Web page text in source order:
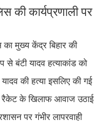
की कार्यप्रणाली पर
मुख्य केंद्र बिहार की
से बंटी यादव हत्याकांड को
की हत्या इसलिए की गई
रैकेट के खिलाफ आवाज उठाई
पर गंभीर लापरवाही